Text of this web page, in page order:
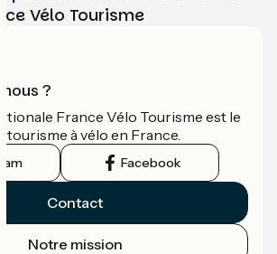
Vélo Tourisme
?
France Vélo Tourisme est le
tourisme à vélo en France.
Facebook
Contact
Notre mission